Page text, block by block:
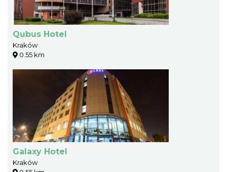
Qubus Hotel
Kraków
0.55 km
Galaxy Hotel
Kraków